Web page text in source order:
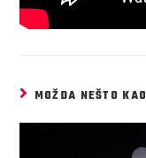
MOŽDA NEŠTO KAO